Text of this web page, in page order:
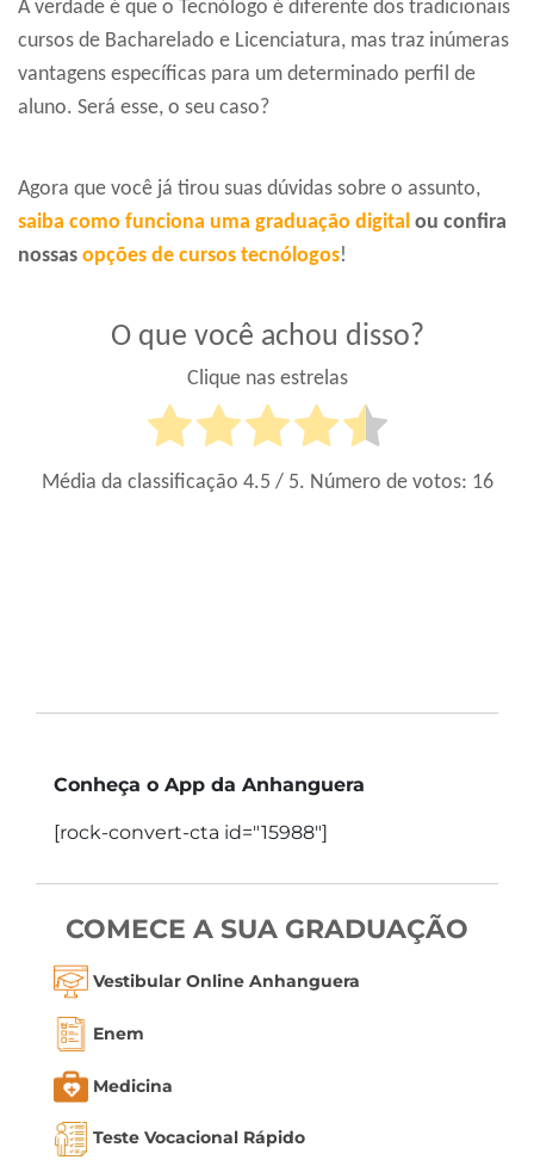
A verdade é que o Tecnólogo é diferente dos tradicionais
cursos de Bacharelado e Licenciatura, mas traz inúmeras
vantagens específicas para um determinado perfil de
aluno. Será esse, o seu caso?
Agora que você já tirou suas dúvidas sobre o assunto,
saiba como funciona uma graduação digital ou confira
nossas opções de cursos tecnólogos!
O que você achou disso?
Clique nas estrelas
Média da classificação 4.5 / 5. Número de votos: 16
Conheça o App da Anhanguera
[rock-convert-cta id="15988"]
COMECE A SUA GRADUAÇÃO
Vestibular Online Anhanguera
Enem
Medicina
Teste Vocacional Rápido